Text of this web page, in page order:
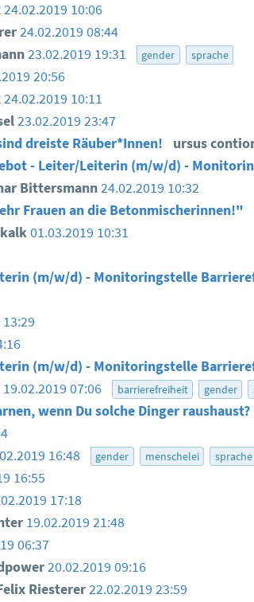
24.02.2019 10:06
24.02.2019 08:44
23.02.2019 19:31 gender sprache
20:56
24.02.2019 10:11
23.02.2019 23:47
dreiste Räuber*Innen! ursus
- Leiter/Leiterin (m/w/d) -
Bittersmann24.02.2019 10:32
Frauen an die Betonmischerinnen!"
01.03.2019 10:31
(m/w/d) - Monitoringstelle
(m/w/d) - Monitoringstelle
19.02.2019 07:06 barrierefreiheit gender
wenn Du solche Dinger raushaust?
16:48 gender menschelei sprache
16:55
17:18
19.02.2019 21:48
06:37
20.02.2019 09:16
Riesterer22.02.2019 23:59